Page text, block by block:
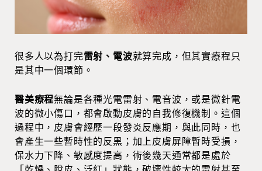
很多人以為打完雷射、電波就算完成，但其實療程只
是其中一個環節。
醫美療程無論是各種光電雷射、電音波，或是微針電
波的微小傷口，都會啟動皮膚的自我修復機制。這個
過程中，皮膚會經歷一段發炎反應期，與此同時，也
會產生一些暫時性的反黑；加上皮膚屏障暫時受損，
保水力下降、敏感度提高，術後幾天通常都是處於